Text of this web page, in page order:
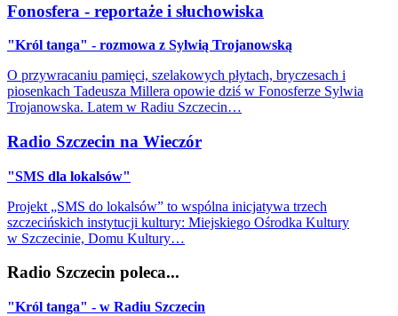
Fonosfera - reportaże i słuchowiska
"Król tanga" - rozmowa z Sylwią Trojanowską
O przywracaniu pamięci, szelakowych płytach, bryczesach i
piosenkach Tadeusza Millera opowie dziś w Fonosferze Sylwia
Trojanowska. Latem w Radiu Szczecin…
Radio Szczecin na Wieczór
"SMS dla lokalsów"
Projekt „SMS do lokalsów” to wspólna inicjatywa trzech
szczecińskich instytucji kultury: Miejskiego Ośrodka Kultury
w Szczecinie, Domu Kultury…
Radio Szczecin poleca...
"Król tanga" - w Radiu Szczecin